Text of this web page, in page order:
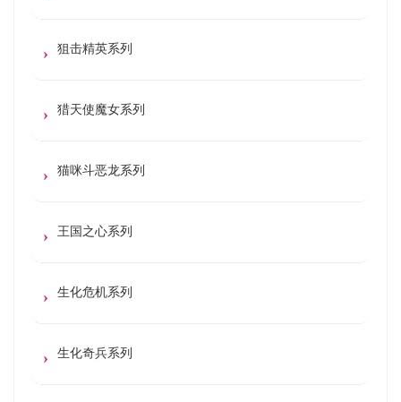
狙击精英系列
猎天使魔女系列
猫咪斗恶龙系列
王国之心系列
生化危机系列
生化奇兵系列